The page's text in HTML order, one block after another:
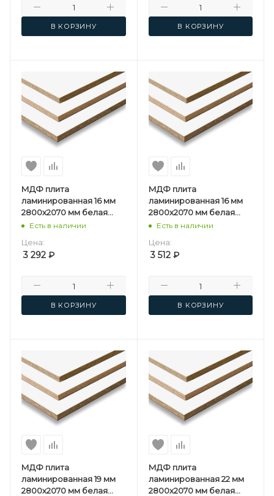
В КОРЗИНУ В КОРЗИНУ
МДФ плита
ламинированная 16 мм
2800х2070 мм белая
односторонняя
Есть в наличии
Цена:
3 292 ₽
В КОРЗИНУ
МДФ плита
ламинированная 16 мм
2800х2070 мм белая
двусторонняя
Есть в наличии
Цена:
3 512₽
В КОРЗИНУ
МДФ плита
ламинированная 19 мм
2800х2070 мм белая
МДФ плита
ламинированная 22 мм
2800х2070 мм белая